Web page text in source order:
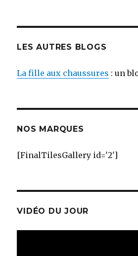
LES AUTRES BLOGS
La fille aux chaussures : un
NOS MARQUES
[FinalTilesGallery id='2']
VIDÉO DU JOUR